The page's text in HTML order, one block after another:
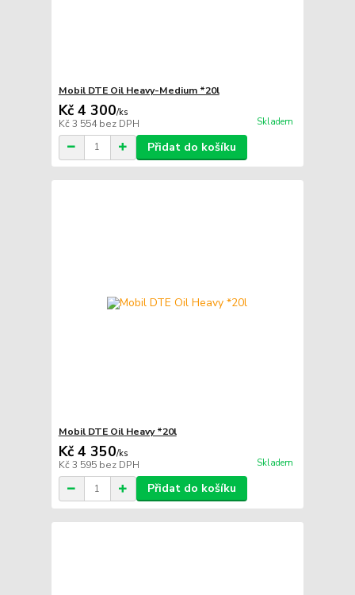
Mobil DTE Oil Heavy-Medium *20l
Kč 4 300/ks
Kč 3 554bez DPH Skladem
Přidat do košíku
Mobil DTE Oil Heavy *20l
Kč 4 350/ks
Kč 3 595 bez DPH Skladem
Přidat do košíku